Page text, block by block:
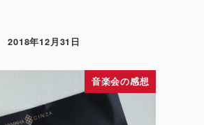
2018年12月31日
音楽会の感想